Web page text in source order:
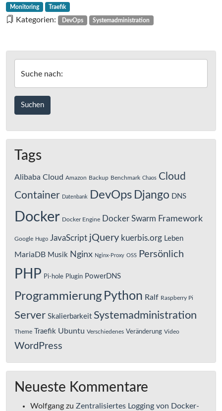
mit
Traefik
Monitoring Traefik
Kategorien: DevOps Systemadministration
Suche nach:
Tags
Alibaba Cloud Amazon Backup Benchmark Chaos Cloud
Container Datenbank DevOps Django DNS
Docker Docker Engine Docker Swarm Framework
Google Hugo JavaScript jQuery kuerbis.org Leben
MariaDB Musik Nginx Nginx-Proxy OSS Persönlich
PHP Pi-hole Plugin PowerDNS
Programmierung Python Ralf Raspberry Pi
Server Skalierbarkeit Systemadministration
Theme Traefik Ubuntu Verschiedenes Veränderung Video
WordPress
Neueste Kommentare
Wolfgang zu Zentralisiertes Logging von Docker-